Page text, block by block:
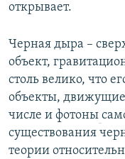
открывает.
Черная дыра –
объект,
столь велико, что
объекты,
числе и фотоны
существования
теории